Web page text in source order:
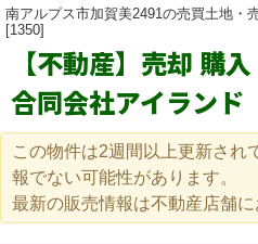
南アルプス市加賀美2491の売買土地・
[1350]
【不動産】売却 購入
合同会社アイランド
この物件は2週間以上更新され
報でない可能性があります。
最新の販売情報は不動産店舗に